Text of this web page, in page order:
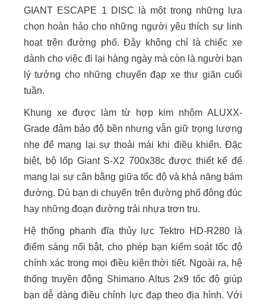
GIANT ESCAPE 1 DISC là một trong những lựa
chọn hoàn hảo cho những người yêu thích sự linh
hoạt trên đường phố. Đây không chỉ là chiếc xe
dành cho việc đi lại hàng ngày mà còn là người bạn
lý tưởng cho những chuyến đạp xe thư giãn cuối
tuần.
Khung xe được làm từ hợp kim nhôm ALUXX-
Grade đảm bảo độ bền nhưng vẫn giữ trọng lượng
nhẹ để mang lại sự thoải mái khi điều khiển. Đặc
biệt, bộ lốp Giant S-X2 700x38c được thiết kế để
mang lại sự cân bằng giữa tốc độ và khả năng bám
đường. Dù bạn di chuyển trên đường phố đông đúc
hay những đoạn đường trải nhựa trơn tru.
Hệ thống phanh đĩa thủy lực Tektro HD-R280 là
điểm sáng nổi bật, cho phép bạn kiểm soát tốc độ
chính xác trong mọi điều kiện thời tiết. Ngoài ra, hệ
thống truyền động Shimano Altus 2x9 tốc độ giúp
bạn dễ dàng điều chỉnh lực đạp theo địa hình. Với